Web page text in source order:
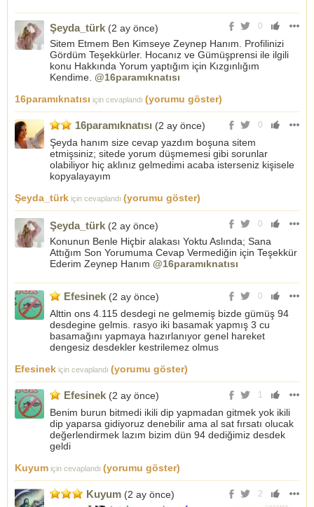
0
Şeyda_türk (2 ay önce)
Sitem Etmem Ben Kimseye Zeynep Hanım. Profilinizi
Gördüm Teşekkürler. Hocanız ve Gümüşprensi ile ilgili
konu Hakkında Yorum yaptığım için Kızgınlığım
Kendime. @16paramıknatısı
16paramıknatısı için cevaplandı (yorumu göster)
0
16paramıknatısı (2 ay önce)
Şeyda hanım size cevap yazdım boşuna sitem
etmişsiniz; sitede yorum düşmemesi gibi sorunlar
olabiliyor hiç aklınız gelmedimi acaba isterseniz kişisele
kopyalayayım
Şeyda_türk için cevaplandı (yorumu göster)
0
Şeyda_türk (2 ay önce)
Konunun Benle Hiçbir alakası Yoktu Aslında; Sana
Attığım Son Yorumuma Cevap Vermediğin için Teşekkür
Ederim Zeynep Hanım @16paramıknatısı
0
Efesinek (2 ay önce)
Alttin ons 4.115 desdegi ne gelmemiş bizde gümüş 94
desdegine gelmis. rasyo iki basamak yapmış 3 cu
basamağını yapmaya hazırlanıyor genel hareket
dengesiz desdekler kestrilemez olmus
Efesinek için cevaplandı (yorumu göster)
1
Efesinek (2 ay önce)
Benim burun bitmedi ikili dip yapmadan gitmek yok ikili
dip yaparsa gidiyoruz denebilir ama al sat fırsatı olucak
değerlendirmek lazım bizim dün 94 dediğimiz desdek
geldi
Kuyum için cevaplandı (yorumu göster)
2
Kuyum (2 ay önce)